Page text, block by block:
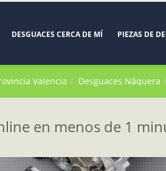
DESGUACES CERCA DE MÍ PIEZAS DE
Valencia Desguaces Náquera
en menos de 1